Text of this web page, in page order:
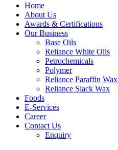
Menu
Home
About Us
Awards & Certifications
Our Business
Base Oils
Reliance White Oils
Petrochemicals
Polymer
Reliance Paraffin Wax
Reliance Slack Wax
Foods
E-Services
Career
Contact Us
Enquiry